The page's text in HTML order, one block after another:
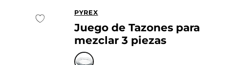
PYREX
Juego de Tazones para
mezclar 3 piezas